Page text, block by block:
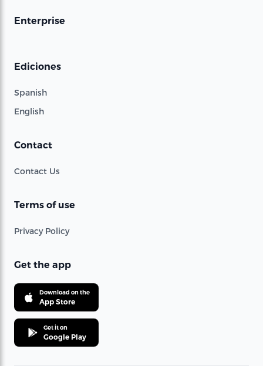
Enterprise
Ediciones
Spanish
English
Contact
Contact Us
Terms of use
Privacy Policy
Get the app
Download on the
App Store
Get it on
Google Play